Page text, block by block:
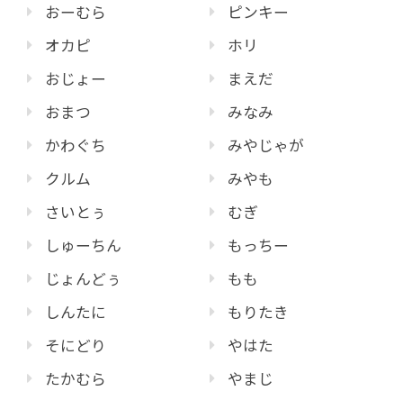
おーむら
オカピ
おじょー
おまつ
かわぐち
クルム
さいとぅ
しゅーちん
じょんどぅ
しんたに
そにどり
たかむら
ピンキー
ホリ
まえだ
みなみ
みやじゃが
みやも
むぎ
もっちー
もも
もりたき
やはた
やまじ